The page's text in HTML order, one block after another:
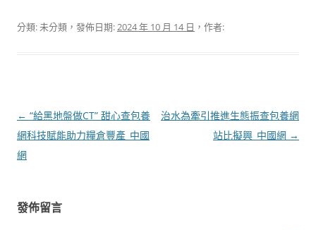
分類: 未分類，發佈日期:2024 年 10 月 14 日 ，作者:
文
章
導
← “給黑地盤做CT” 甜心查包養
網科技賦能助力糧倉豐產_中國
網
治水為牽引推進生態振查包養網
站比擬興_中國網 →
發佈留言